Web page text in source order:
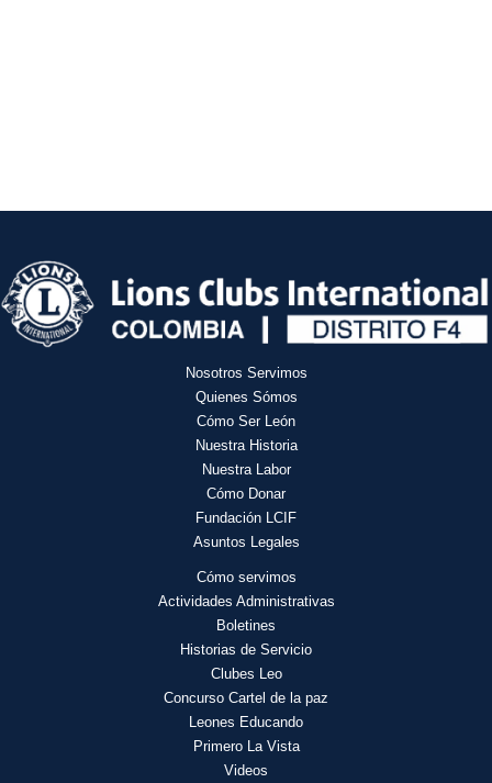
Nosotros Servimos
Quienes Sómos
Cómo Ser León
Nuestra Historia
Nuestra Labor
Cómo Donar
Fundación LCIF
Asuntos Legales
Cómo servimos
Actividades Administrativas
Boletines
Historias de Servicio
Clubes Leo
Concurso Cartel de la paz
Leones Educando
Primero La Vista
Videos